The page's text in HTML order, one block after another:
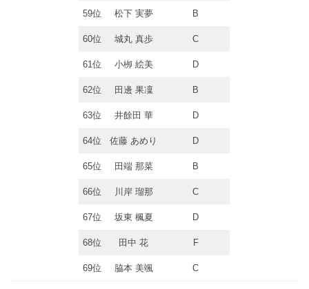
59位 松下 実夢 B
60位 城丸 真歩 C
61位 小栁 絵美 D
62位 田邊 果凜 B
63位 井餘田 華 D
64位 佐藤 あめり D
65位 田端 那菜 B
66位 川岸 瑠那 C
67位 坂東 楓夏 D
68位 田中 花 F
69位 脇本 美颯 C